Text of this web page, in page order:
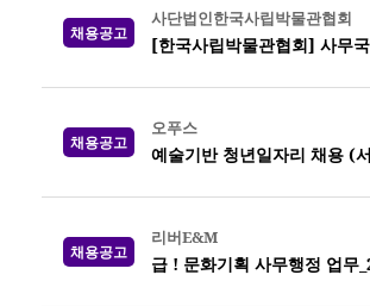
채용공고
사단법인한국사립박물관협회
[한국사립박물관협회] 사무
채용공고
오푸스
예술기반 청년일자리 채용 (
채용공고
리버E&M
급 ! 문화기획 사무행정 업무